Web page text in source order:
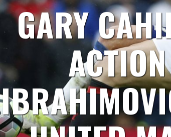
GARY